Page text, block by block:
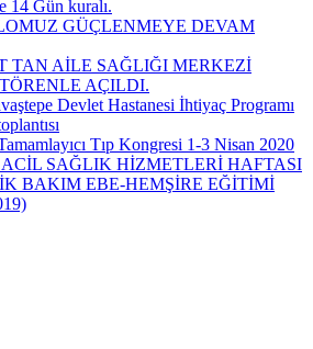
14 Gün kuralı.
GÜÇLENMEYE DEVAM
TAN AİLE SAĞLIĞI MERKEZİ
AÇILDI.
Devlet Hastanesi İhtiyaç Programı
Tıp Kongresi 1-3 Nisan 2020
ACİL SAĞLIK HİZMETLERİ HAFTASI
BAKIM EBE-HEMŞİRE EĞİTİMİ